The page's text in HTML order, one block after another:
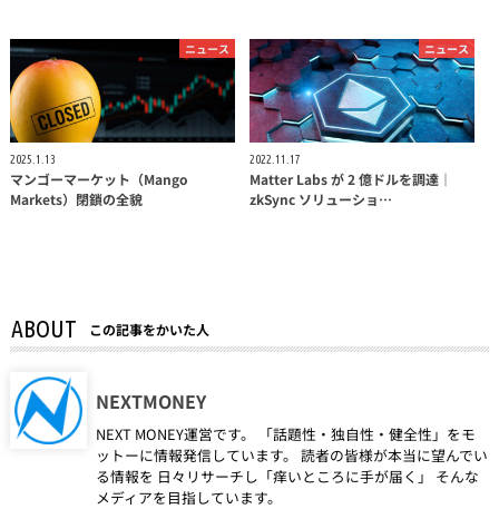
ニュース
2025.1.13
マンゴーマーケット（Mango
Markets）閉鎖の全貌
ニュース
2022.11.17
Matter Labs が 2 億ドルを調達｜
zkSync ソリューショ…
ABOUT この記事をかいた人
NEXTMONEY
NEXT MONEY運営です。 「話題性・独自性・健全性」をモ
ットーに情報発信しています。 読者の皆様が本当に望んでい
る情報を 日々リサーチし「痒いところに手が届く」 そんな
メディアを目指しています。